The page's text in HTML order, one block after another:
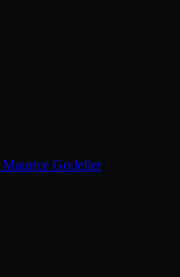
Maurice Godelier